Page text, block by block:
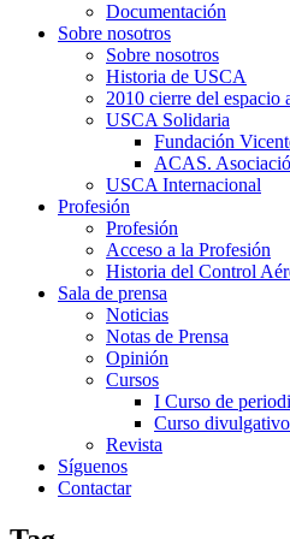
Documentación
Sobre nosotros
Sobre nosotros
Historia de USCA
2010 cierre del espacio
USCA Solidaria
Fundación
ACAS.
USCA Internacional
Profesión
Profesión
Acceso a la Profesión
Historia del Control
Sala de prensa
Noticias
Notas de Prensa
Opinión
Cursos
I Curso de
Curso
Revista
Síguenos
Contactar